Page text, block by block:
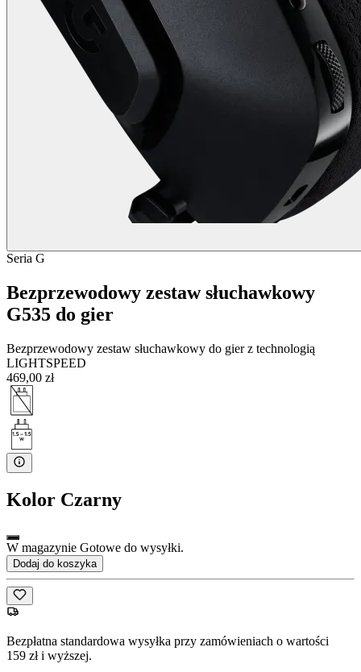
Seria G
Bezprzewodowy zestaw słuchawkowy
G535 do gier
Bezprzewodowy zestaw słuchawkowy do gier z technologią
LIGHTSPEED
469,00 zł
Kolor Czarny
W magazynie Gotowe do wysyłki.
Dodaj do koszyka
Bezpłatna standardowa wysyłka przy zamówieniach o wartości
159 zł i wyższej.